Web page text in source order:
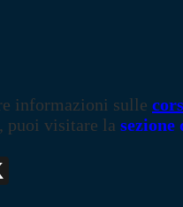
informazioni sulle
puoi visitare la sezione